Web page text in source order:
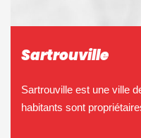
Sartrouville
Sartrouville est une ville
habitants sont